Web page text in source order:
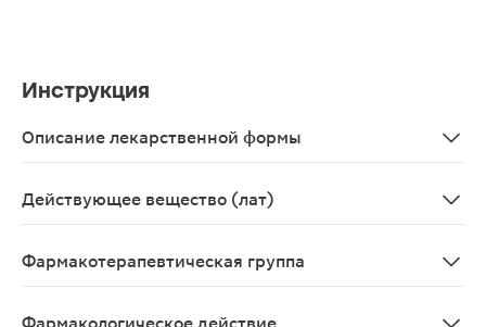
Инструкция
Описание лекарственной формы
Действующее вещество (лат)
Фармакотерапевтическая группа